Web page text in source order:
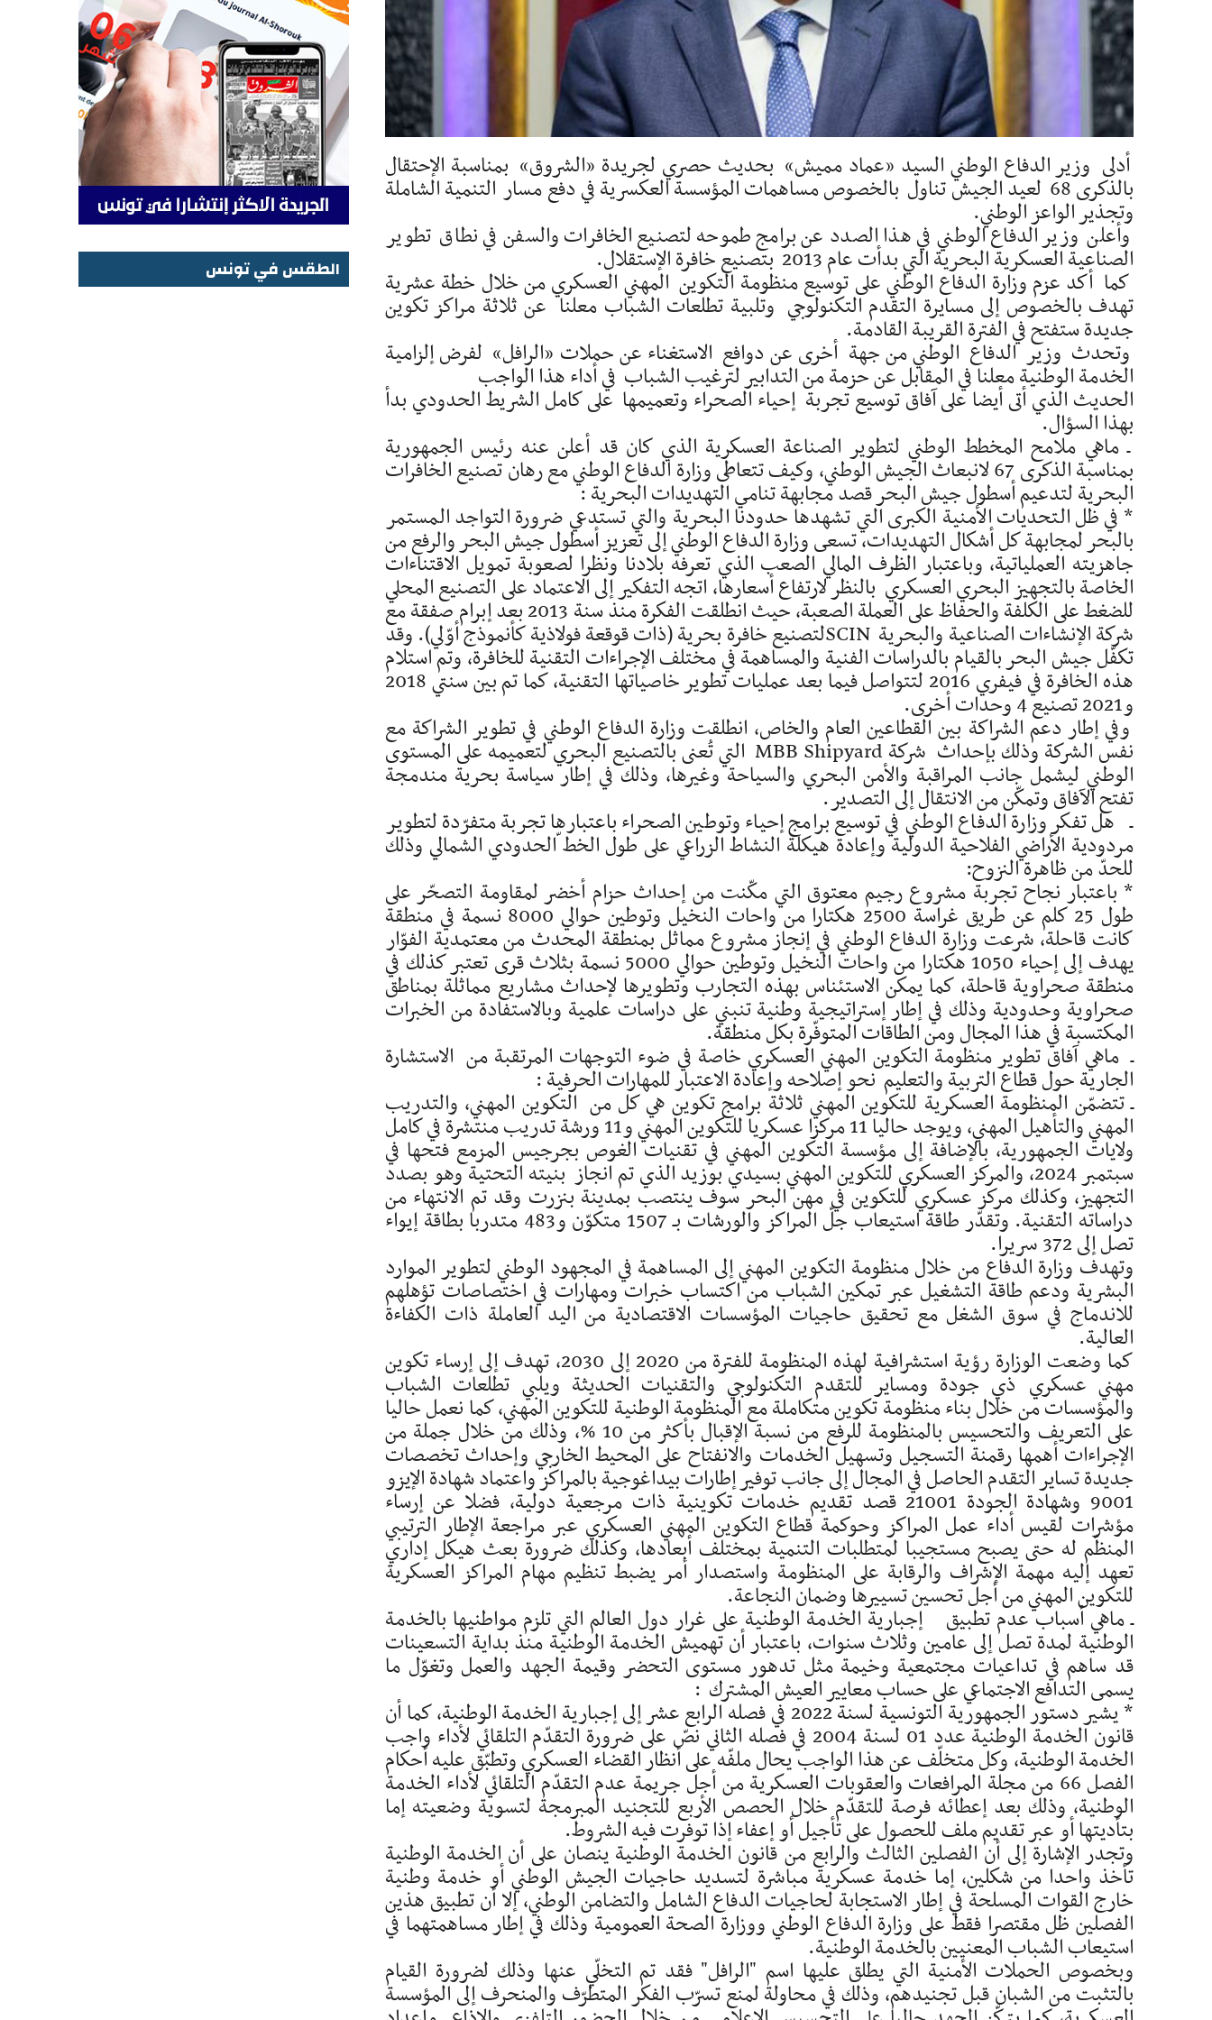
أدلى وزير الدفاع الوطني السيد «عماد مميش» بحديث حصري لجريدة «الشروق» بمناسبة الإحتقال
بالذكرى 68 لعيد الجيش تناول بالخصوص مساهمات المؤسسة العكسرية في دفع مسار التنمية الشاملة
وتجذير الواعز الوطني.
وأعلن وزير الدفاع الوطني في هذا الصدد عن برامج طموحه لتصنيع الخافرات والسفن في نطاق تطوير
الصناعية العسكرية البحرية التي بدأت عام 2013 بتصنيع خافرة الإستقلال.
كما أكد عزم وزارة الدفاع الوطني على توسيع منظومة التكوين المهني العسكري من خلال خطة عشرية
تهدف بالخصوص إلى مسايرة التقدم التكنولوجي وتلبية تطلعات الشباب معلنا عن ثلاثة مراكز تكوين
جديدة ستفتح في الفترة القريبة القادمة.
وتحدث وزير الدفاع الوطني من جهة أخرى عن دوافع الاستغناء عن حملات «الرافل» لفرض إلزامية
الخدمة الوطنية معلنا في المقابل عن حزمة من التدابير لترغيب الشباب في أداء هذا الواجب
الحديث الذي أتى أيضا على آفاق توسيع تجربة إحياء الصحراء وتعميمها على كامل الشريط الحدودي بدأ
بهذا السؤال.
ـ ماهي ملامح المخطط الوطني لتطوير الصناعة العسكرية الذي كان قد أعلن عنه رئيس الجمهورية
بمناسبة الذكرى 67 لانبعاث الجيش الوطني، وكيف تتعاطى وزارة الدفاع الوطني مع رهان تصنيع الخافرات
البحرية لتدعيم أسطول جيش البحر قصد مجابهة تنامي التهديدات البحرية :
* في ظل التحديات الأمنية الكبرى التي تشهدها حدودنا البحرية والتي تستدعي ضرورة التواجد المستمر
بالبحر لمجابهة كل أشكال التهديدات، تسعى وزارة الدفاع الوطني إلى تعزيز أسطول جيش البحر والرفع من
جاهزيته العملياتية، وباعتبار الظرف المالي الصعب الذي تعرفه بلادنا ونظرا لصعوبة تمويل الاقتناءات
الخاصة بالتجهيز البحري العسكري بالنظر لارتفاع أسعارها، اتجه التفكير إلى الاعتماد على التصنيع المحلي
للضغط على الكلفة والحفاظ على العملة الصعبة، حيث انطلقت الفكرة منذ سنة 2013 بعد إبرام صفقة مع
شركة الإنشاءات الصناعية والبحرية SCINلتصنيع خافرة بحرية (ذات قوقعة فولاذية كأنموذج أوّلي). وقد
تكفّل جيش البحر بالقيام بالدراسات الفنية والمساهمة في مختلف الإجراءات التقنية للخافرة، وتم استلام
هذه الخافرة في فيفري 2016 لتتواصل فيما بعد عمليات تطوير خاصياتها التقنية، كما تم بين سنتي 2018
و2021 تصنيع 4 وحدات أخرى.
وفي إطار دعم الشراكة بين القطاعين العام والخاص، انطلقت وزارة الدفاع الوطني في تطوير الشراكة مع
نفس الشركة وذلك بإحداث شركة MBB Shipyard التي تُعنى بالتصنيع البحري لتعميمه على المستوى
الوطني ليشمل جانب المراقبة والأمن البحري والسياحة وغيرها، وذلك في إطار سياسة بحرية مندمجة
تفتح الآفاق وتمكّن من الانتقال إلى التصدير.
ـ هل تفكر وزارة الدفاع الوطني في توسيع برامج إحياء وتوطين الصحراء باعتبارها تجربة متفرّدة لتطوير
مردودية الأراضي الفلاحية الدولية وإعادة هيكلة النشاط الزراعي على طول الخط ّالحدودي الشمالي وذلك
للحدّ من ظاهرة النزوح:
* باعتبار نجاح تجربة مشروع رجيم معتوق التي مكّنت من إحداث حزام أخضر لمقاومة التصحّر على
طول 25 كلم عن طريق غراسة 2500 هكتارا من واحات النخيل وتوطين حوالي 8000 نسمة في منطقة
كانت قاحلة، شرعت وزارة الدفاع الوطني في إنجاز مشروع مماثل بمنطقة المحدث من معتمدية الفوّار
يهدف إلى إحياء 1050 هكتارا من واحات النخيل وتوطين حوالي 5000 نسمة بثلاث قرى تعتبر كذلك في
منطقة صحراوية قاحلة، كما يمكن الاستئناس بهذه التجارب وتطويرها لإحداث مشاريع مماثلة بمناطق
صحراوية وحدودية وذلك في إطار إستراتيجية وطنية تنبني على دراسات علمية وبالاستفادة من الخبرات
المكتسبة في هذا المجال ومن الطاقات المتوفّرة بكل منطقة.
ـ ماهي آفاق تطوير منظومة التكوين المهني العسكري خاصة في ضوء التوجهات المرتقبة من الاستشارة
الجارية حول قطاع التربية والتعليم نحو إصلاحه وإعادة الاعتبار للمهارات الحرفية :
ـ تتضمّن المنظومة العسكرية للتكوين المهني ثلاثة برامج تكوين هي كل من التكوين المهني، والتدريب
المهني والتأهيل المهني، ويوجد حاليا 11 مركزا عسكريا للتكوين المهني و11 ورشة تدريب منتشرة في كامل
ولايات الجمهورية، بالإضافة إلى مؤسسة التكوين المهني في تقنيات الغوص بجرجيس المزمع فتحها في
سبتمبر 2024، والمركز العسكري للتكوين المهني بسيدي بوزيد الذي تم انجاز بنيته التحتية وهو بصدد
التجهيز، وكذلك مركز عسكري للتكوين في مهن البحر سوف ينتصب بمدينة بنزرت وقد تم الانتهاء من
دراساته التقنية. وتقدّر طاقة استيعاب جلّ المراكز والورشات بـ 1507 متكوّن و483 متدربا بطاقة إيواء
تصل إلى 372 سريرا.
وتهدف وزارة الدفاع من خلال منظومة التكوين المهني إلى المساهمة في المجهود الوطني لتطوير الموارد
البشرية ودعم طاقة التشغيل عبر تمكين الشباب من اكتساب خبرات ومهارات في اختصاصات تؤهلهم
للاندماج في سوق الشغل مع تحقيق حاجيات المؤسسات الاقتصادية من اليد العاملة ذات الكفاءة
العالية.
كما وضعت الوزارة رؤية استشرافية لهذه المنظومة للفترة من 2020 إلى 2030، تهدف إلى إرساء تكوين
مهني عسكري ذي جودة ومساير للتقدم التكنولوجي والتقنيات الحديثة ويلبي تطلعات الشباب
والمؤسسات من خلال بناء منظومة تكوين متكاملة مع المنظومة الوطنية للتكوين المهني، كما نعمل حاليا
على التعريف والتحسيس بالمنظومة للرفع من نسبة الإقبال بأكثر من 10 %، وذلك من خلال جملة من
الإجراءات أهمها رقمنة التسجيل وتسهيل الخدمات والانفتاح على المحيط الخارجي وإحداث تخصصات
جديدة تساير التقدم الحاصل في المجال إلى جانب توفير إطارات بيداغوجية بالمراكز واعتماد شهادة الإيزو
9001 وشهادة الجودة 21001 قصد تقديم خدمات تكوينية ذات مرجعية دولية، فضلا عن إرساء
مؤشرات لقيس أداء عمل المراكز وحوكمة قطاع التكوين المهني العسكري عبر مراجعة الإطار الترتيبي
المنظّم له حتى يصبح مستجيبا لمتطلبات التنمية بمختلف أبعادها، وكذلك ضرورة بعث هيكل إداري
تعهد إليه مهمة الإشراف والرقابة على المنظومة واستصدار أمر يضبط تنظيم مهام المراكز العسكرية
للتكوين المهني من أجل تحسين تسييرها وضمان النجاعة.
ـ ماهي أسباب عدم تطبيق إجبارية الخدمة الوطنية على غرار دول العالم التي تلزم مواطنيها بالخدمة
الوطنية لمدة تصل إلى عامين وثلاث سنوات، باعتبار أن تهميش الخدمة الوطنية منذ بداية التسعينات
قد ساهم في تداعيات مجتمعية وخيمة مثل تدهور مستوى التحضر وقيمة الجهد والعمل وتغوّل ما
يسمى التدافع الاجتماعي على حساب معايير العيش المشترك :
* يشير دستور الجمهورية التونسية لسنة 2022 في فصله الرابع عشر إلى إجبارية الخدمة الوطنية، كما أن
قانون الخدمة الوطنية عدد 01 لسنة 2004 في فصله الثاني نصّ على ضرورة التقدّم التلقائي لأداء واجب
الخدمة الوطنية، وكل متخلّف عن هذا الواجب يحال ملفّه على أنظار القضاء العسكري وتطبّق عليه أحكام
الفصل 66 من مجلة المرافعات والعقوبات العسكرية من أجل جريمة عدم التقدّم التلقائي لأداء الخدمة
الوطنية، وذلك بعد إعطائه فرصة للتقدّم خلال الحصص الأربع للتجنيد المبرمجة لتسوية وضعيته إما
بتأديتها أو عبر تقديم ملف للحصول على تأجيل أو إعفاء إذا توفرت فيه الشروط.
وتجدر الإشارة إلى أن الفصلين الثالث والرابع من قانون الخدمة الوطنية ينصان على أن الخدمة الوطنية
تأخذ واحدا من شكلين، إما خدمة عسكرية مباشرة لتسديد حاجيات الجيش الوطني أو خدمة وطنية
خارج القوات المسلحة في إطار الاستجابة لحاجيات الدفاع الشامل والتضامن الوطني، إلا أن تطبيق هذين
الفصلين ظل مقتصرا فقط على وزارة الدفاع الوطني ووزارة الصحة العمومية وذلك في إطار مساهمتهما في
استيعاب الشباب المعنيين بالخدمة الوطنية.
وبخصوص الحملات الأمنية التي يطلق عليها اسم "الرافل" فقد تم التخلّي عنها وذلك لضرورة القيام
بالتثبت من الشبان قبل تجنيدهم، وذلك في محاولة لمنع تسرّب الفكر المتطرّف والمنحرف إلى المؤسسة
الطقس في تونس